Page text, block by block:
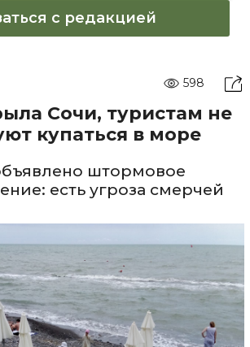
с редакцией
598
Сочи, туристам не
купаться в море
штормовое
есть угроза смерчей